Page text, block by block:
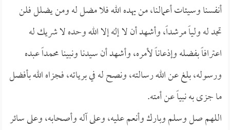
أنفسنا وسيئات أعمالنا، من يهده الله فلا مضل له ومن يضلل فلن
تجد له ولياً مرشداً، وأشهد أن لا إله إلا الله وحده لا شريك له
اعترافاً بفضله وإذعاناً لأمره، وأشهد أن سيدنا ونبينا محمداً عبده
ورسوله، بلغ عن الله رسالته، ونصح له في برياته، فجزاه الله بأفضل
ما جزى به نبياً عن أمته.
اللهم صل وسلم وبارك وأنعم عليه، وعلى آله وأصحابه، وعلى سائر